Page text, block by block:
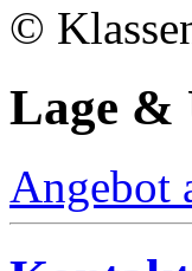
©
Lage &
Angebot